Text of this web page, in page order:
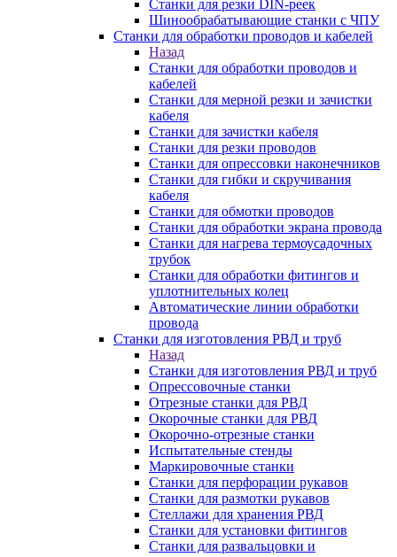
Станки для резки DIN-реек
Шинообрабатывающие станки с ЧПУ
Станки для обработки проводов и кабелей
Назад
Станки для обработки проводов и
кабелей
Станки для мерной резки и зачистки
кабеля
Станки для зачистки кабеля
Станки для резки проводов
Станки для опрессовки наконечников
Станки для гибки и скручивания
кабеля
Станки для обмотки проводов
Станки для обработки экрана провода
Станки для нагрева термоусадочных
трубок
Станки для обработки фитингов и
уплотнительных колец
Автоматические линии обработки
провода
Станки для изготовления РВД и труб
Назад
Станки для изготовления РВД и труб
Опрессовочные станки
Отрезные станки для РВД
Окорочные станки для РВД
Окорочно-отрезные станки
Испытательные стенды
Маркировочные станки
Станки для перфорации рукавов
Станки для размотки рукавов
Стеллажи для хранения РВД
Станки для установки фитингов
Станки для развальцовки и